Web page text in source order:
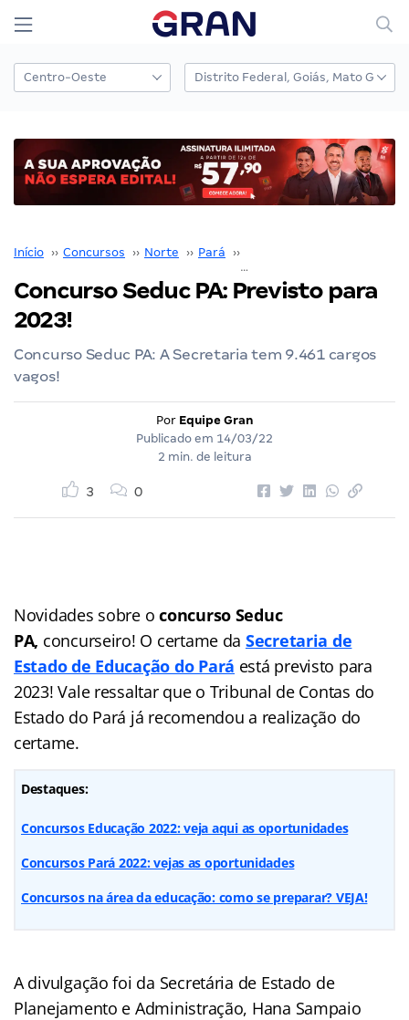
Início ›› Concursos ›› Norte ›› Pará ››
Concurso Seduc PA: Previsto para
2023!
Concurso Seduc PA: A Secretaria tem 9.461 cargos
vagos!
Por Equipe Gran
Publicado em 14/03/22
2 min. de leitura
3 0
Novidades sobre o concurso Seduc
PA, concurseiro! O certame da Secretaria de
Estado de Educação do Pará está previsto para
2023! Vale ressaltar que o Tribunal de Contas do
Estado do Pará já recomendou a realização do
certame.
Destaques:
Concursos Educação 2022: veja aqui as oportunidades
Concursos Pará 2022: vejas as oportunidades
Concursos na área da educação: como se preparar? VEJA!
A divulgação foi da Secretária de Estado de
Planejamento e Administração, Hana Sampaio